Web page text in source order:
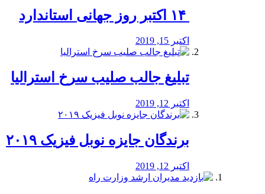
اکتبر 15, 2019
تبلیغ جالب صلیب سرخ استرالیا
اکتبر 12, 2019
برندگان جایزه نوبل فیزیک ۲۰۱۹
اکتبر 12, 2019